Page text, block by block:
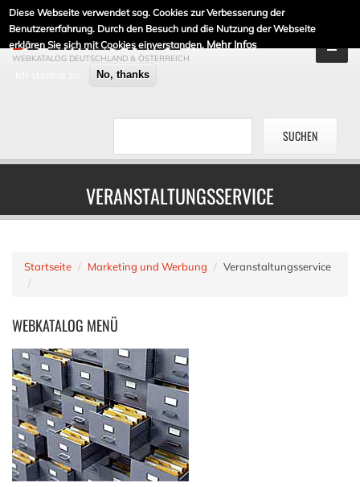
Diese Webseite verwendet sog. Cookies zur Verbesserung der
Benutzererfahrung. Durch den Besuch und die Nutzung der Webseite
erklären Sie sich mit Cookies einverstanden. Mehr Infos
No, thanks
DE-LINKLISTE.DE
WEBKATALOG DEUTSCHLAND & ÖSTERREICH
VERANSTALTUNGSSERVICE
Startseite Marketing und Werbung Veranstaltungsservice
WEBKATALOG MENÜ